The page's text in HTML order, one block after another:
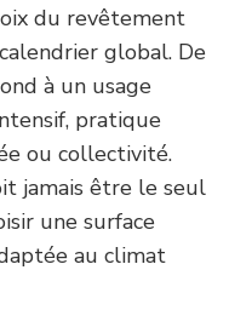
du revêtement
global. De
à un usage
pratique
ou collectivité.
jamais être le seul
une surface
au climat